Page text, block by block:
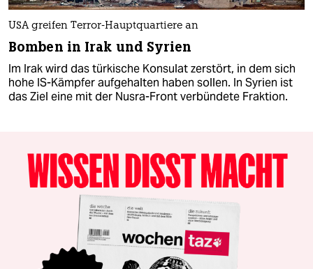
USA greifen Terror-Hauptquartiere an
Bomben in Irak und Syrien
Im Irak wird das türkische Konsulat zerstört, in dem sich
hohe IS-Kämpfer aufgehalten haben sollen. In Syrien ist
das Ziel eine mit der Nusra-Front verbündete Fraktion.